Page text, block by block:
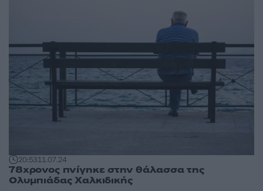
20:5311.07.24
78χρονος πνίγηκε στην θάλασσα της
Ολυμπιάδας Χαλκιδικής